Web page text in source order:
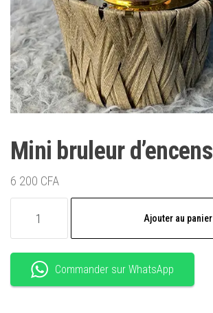
Mini bruleur d’encens
6 200 CFA
bruleur
d'encens
Ajouter au panier
Commander sur WhatsApp